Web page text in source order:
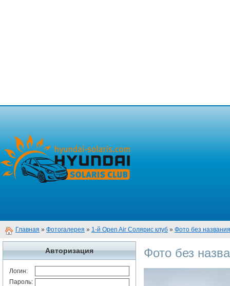
Главная » Фотогалерея » 1-й Open Air Солярис клуб » Фото без названия
Авторизация
Логин:
Пароль:
Фото без